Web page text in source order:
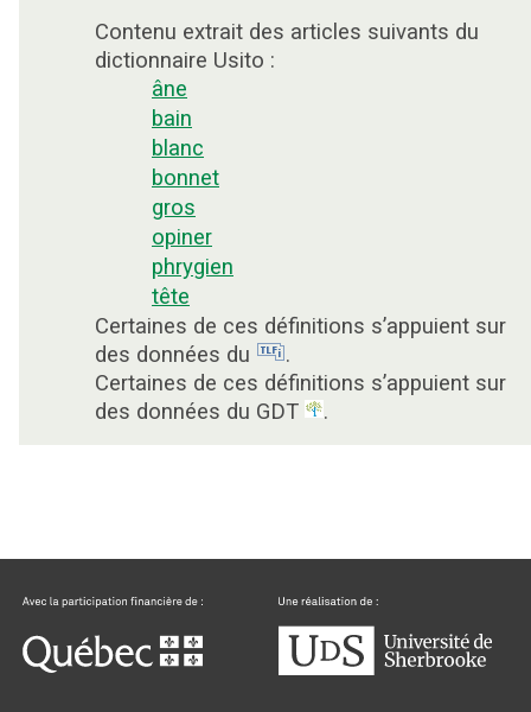
Contenu extrait des articles suivants du
dictionnaire Usito :
âne
bain
blanc
bonnet
gros
opiner
phrygien
tête
Certaines de ces définitions s’appuient sur
des données du
.
Certaines de ces définitions s’appuient sur
des données du GDT
.